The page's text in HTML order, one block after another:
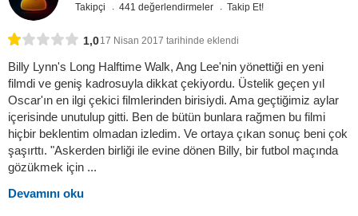
Takipçi 441 değerlendirmeler Takip Et!
1,017 Nisan 2017 tarihinde eklendi
Billy Lynn's Long Halftime Walk, Ang Lee'nin yönettiği en yeni
filmdi ve geniş kadrosuyla dikkat çekiyordu. Üstelik geçen yıl
Oscar'ın en ilgi çekici filmlerinden birisiydi. Ama geçtiğimiz aylar
içerisinde unutulup gitti. Ben de bütün bunlara rağmen bu filmi
hiçbir beklentim olmadan izledim. Ve ortaya çıkan sonuç beni çok
şaşırttı. "Askerden birliği ile evine dönen Billy, bir futbol maçında
gözükmek için ...
Devamını oku